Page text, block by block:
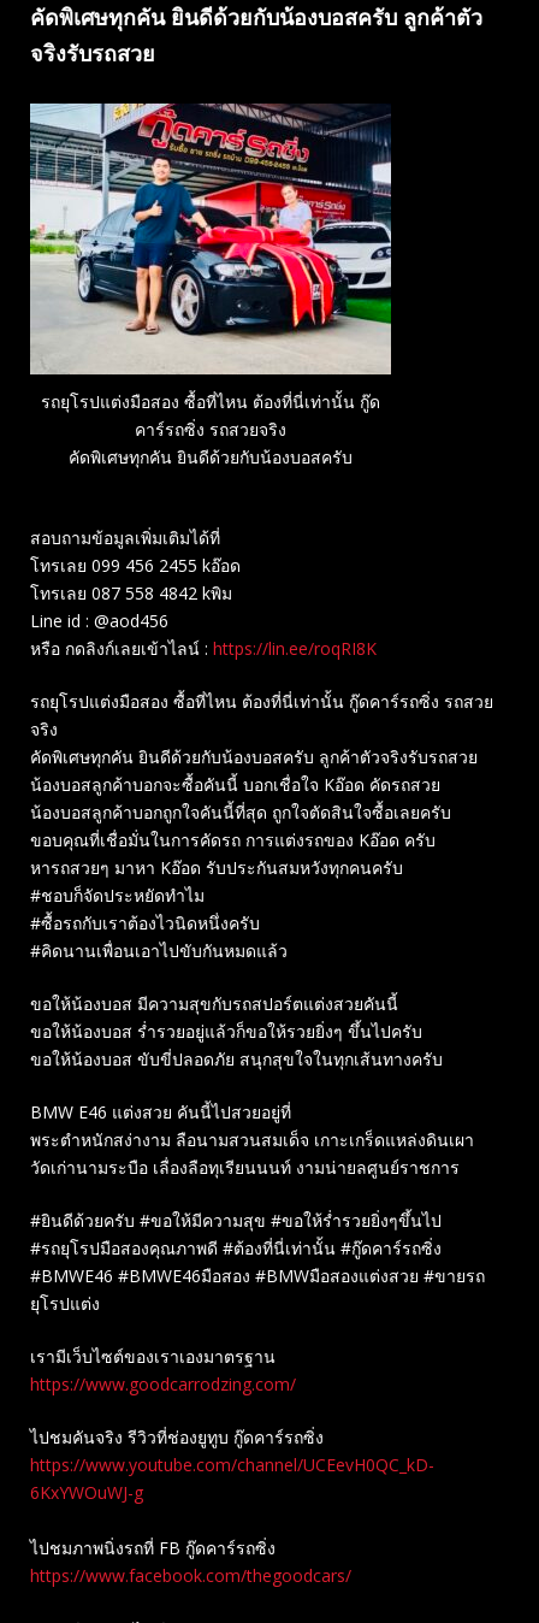
คัดพิเศษทุกคัน ยินดีด้วยกับน้องบอสครับ ลูกค้าตัว
จริงรับรถสวย
รถยุโรปแต่งมือสอง ซื้อที่ไหน ต้องที่นี่เท่านั้น กู๊ด
คาร์รถซิ่ง รถสวยจริง
คัดพิเศษทุกคัน ยินดีด้วยกับน้องบอสครับ
สอบถามข้อมูลเพิ่มเติมได้ที่
โทรเลย 099 456 2455 kอ๊อด
โทรเลย 087 558 4842 kพิม
Line id : @aod456
หรือ กดลิงก์เลยเข้าไลน์ : https://lin.ee/roqRI8K
รถยุโรปแต่งมือสอง ซื้อที่ไหน ต้องที่นี่เท่านั้น กู๊ดคาร์รถซิ่ง รถสวย
จริง
คัดพิเศษทุกคัน ยินดีด้วยกับน้องบอสครับ ลูกค้าตัวจริงรับรถสวย
น้องบอสลูกค้าบอกจะซื้อคันนี้ บอกเชื่อใจ Kอ๊อด คัดรถสวย
น้องบอสลูกค้าบอกถูกใจคันนี้ที่สุด ถูกใจตัดสินใจซื้อเลยครับ
ขอบคุณที่เชื่อมั่นในการคัดรถ การแต่งรถของ Kอ๊อด ครับ
หารถสวยๆ มาหา Kอ๊อด รับประกันสมหวังทุกคนครับ
#ชอบก็จัดประหยัดทำไม
#ซื้อรถกับเราต้องไวนิดหนึ่งครับ
#คิดนานเพื่อนเอาไปขับกันหมดแล้ว
ขอให้น้องบอส มีความสุขกับรถสปอร์ตแต่งสวยคันนี้
ขอให้น้องบอส ร่ำรวยอยู่แล้วก็ขอให้รวยยิ่งๆ ขึ้นไปครับ
ขอให้น้องบอส ขับขี่ปลอดภัย สนุกสุขใจในทุกเส้นทางครับ
BMW E46 แต่งสวย คันนี้ไปสวยอยู่ที่
พระตำหนักสง่างาม ลือนามสวนสมเด็จ เกาะเกร็ดแหล่งดินเผา
วัดเก่านามระบือ เลื่องลือทุเรียนนนท์ งามน่ายลศูนย์ราชการ
#ยินดีด้วยครับ #ขอให้มีความสุข #ขอให้ร่ำรวยยิ่งๆขึ้นไป
#รถยุโรปมือสองคุณภาพดี #ต้องที่นี่เท่านั้น #กู๊ดคาร์รถซิ่ง
#BMWE46 #BMWE46มือสอง #BMWมือสองแต่งสวย #ขายรถ
ยุโรปแต่ง
เรามีเว็บไซต์ของเราเองมาตรฐาน
https://www.goodcarrodzing.com/
ไปชมคันจริง รีวิวที่ช่องยู​ทูบ​ กู๊ดคาร์รถซิ่ง
https://www.youtube.com/channel/UCEevH0QC_kD-
6KxYWOuWJ-g
ไปชมภาพนิ่งรถที่ FB กู๊ดคาร์รถซิ่ง
https://www.facebook.com/thegoodcars/